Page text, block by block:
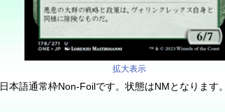
拡大表示
日本語通常枠Non-Foilです。状態はNMとなります